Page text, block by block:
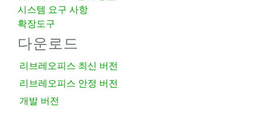
시스템 요구 사항
확장도구
다운로드
리브레오피스 최신 버전
리브레오피스 안정 버전
개발 버전